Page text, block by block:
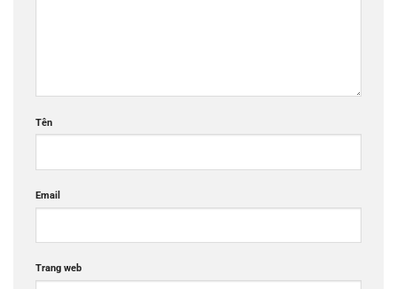
Tên
Email
Trang web